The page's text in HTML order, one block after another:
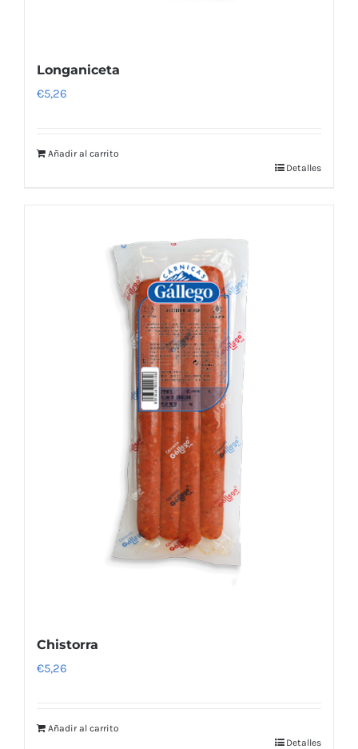
Longaniceta
€5,26
Añadir al carrito
Detalles
Chistorra
€5,26
Añadir al carrito
Detalles